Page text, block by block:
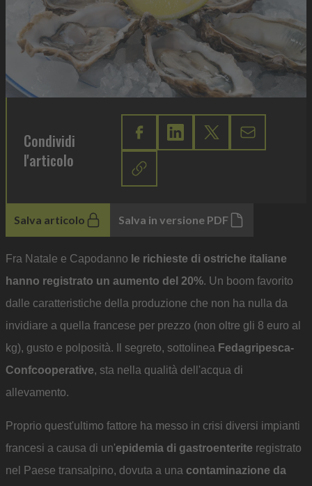
Condividi
l'articolo
Salva articolo Salva in versione PDF
Fra Natale e Capodanno le richieste di ostriche italiane
hanno registrato un aumento del 20%. Un boom favorito
dalle caratteristiche della produzione che non ha nulla da
invidiare a quella francese per prezzo (non oltre gli 8 euro al
kg), gusto e polposità. Il segreto, sottolinea Fedagripesca-
Confcooperative, sta nella qualità dell'acqua di
allevamento.
Proprio quest'ultimo fattore ha messo in crisi diversi impianti
francesi a causa di un'epidemia di gastroenterite registrato
nel Paese transalpino, dovuta a una contaminazione da